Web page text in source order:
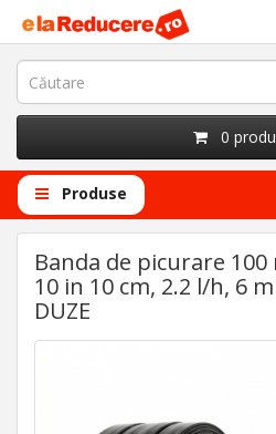
0
Produse
Banda de picurare
10 in 10 cm, 2.2 l/h, 6
DUZE